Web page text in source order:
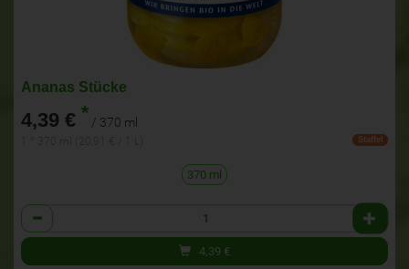
Ananas Stücke
4,39 € * / 370 ml
Staffel
370 ml
Anzahl
4,39 €